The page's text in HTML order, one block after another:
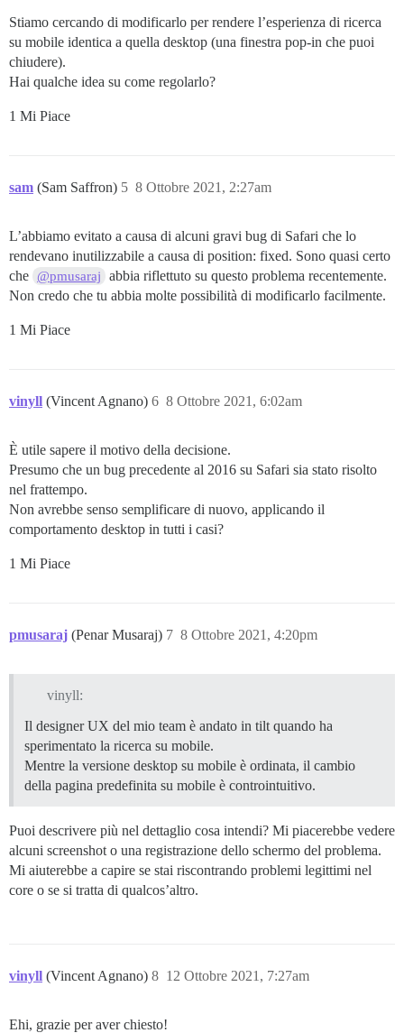
Stiamo cercando di modificarlo per rendere l’esperienza di ricerca
su mobile identica a quella desktop (una finestra pop-in che puoi
chiudere).
Hai qualche idea su come regolarlo?
1 Mi Piace
sam (Sam Saffron) 8 Ottobre 2021, 2:27am
5
L’abbiamo evitato a causa di alcuni gravi bug di Safari che lo
rendevano inutilizzabile a causa di position: fixed. Sono quasi certo
che @pmusaraj
abbia riflettuto su questo problema recentemente.
Non credo che tu abbia molte possibilità di modificarlo facilmente.
1 Mi Piace
vinyll (Vincent Agnano) 8 Ottobre 2021, 6:02am
6
È utile sapere il motivo della decisione.
Presumo che un bug precedente al 2016 su Safari sia stato risolto
nel frattempo.
Non avrebbe senso semplificare di nuovo, applicando il
comportamento desktop in tutti i casi?
1 Mi Piace
pmusaraj (Penar Musaraj) 8 Ottobre 2021, 4:20pm
7
vinyll:
Il designer UX del mio team è andato in tilt quando ha
sperimentato la ricerca su mobile.
Mentre la versione desktop su mobile è ordinata, il cambio
della pagina predefinita su mobile è controintuitivo.
Puoi descrivere più nel dettaglio cosa intendi? Mi piacerebbe vedere
alcuni screenshot o una registrazione dello schermo del problema.
Mi aiuterebbe a capire se stai riscontrando problemi legittimi nel
core o se si tratta di qualcos’altro.
vinyll (Vincent Agnano) 12 Ottobre 2021, 7:27am
8
Ehi, grazie per aver chiesto!